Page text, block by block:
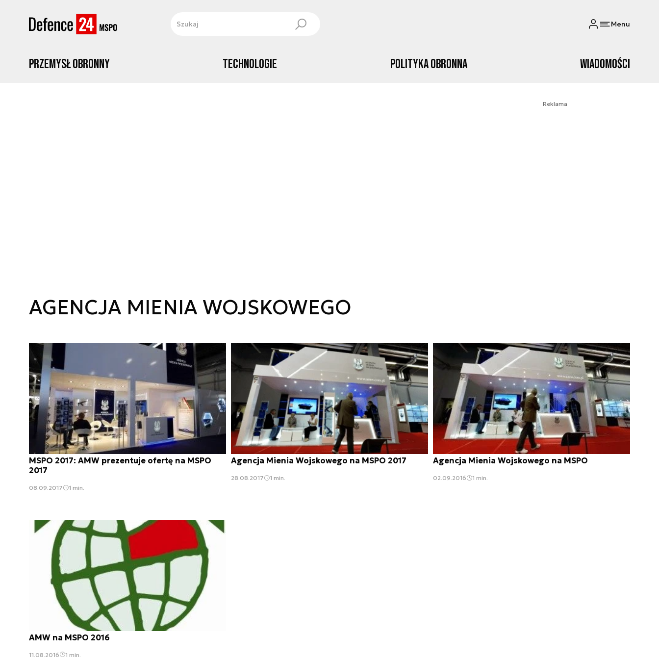
Menu
Przemysł obronny Technologie Polityka obronna Wiadomości
Reklama
AGENCJA MIENIA WOJSKOWEGO
MSPO 2017: AMW prezentuje ofertę na MSPO
2017
08.09.2017 1 min.
Agencja Mienia Wojskowego na MSPO 2017
28.08.2017 1 min.
Agencja Mienia Wojskowego na MSPO
02.09.2016 1 min.
AMW na MSPO 2016
11.08.2016 1 min.